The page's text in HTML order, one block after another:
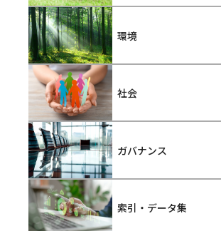
環境
社会
ガバナンス
索引・データ集